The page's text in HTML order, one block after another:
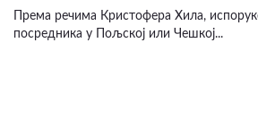
Према речима Кристофера Хила,
посредника у Пољској или Чешкој...